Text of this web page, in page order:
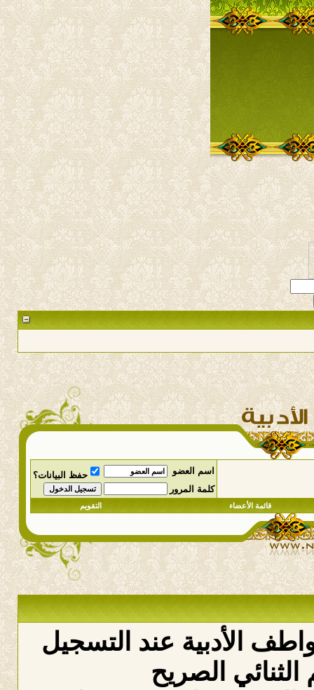
اسم العضو
حفظ البيانات؟
كلمة المرور
قائمة الأعضاء التقويم
الأدبية عند التسجيل
الصريح